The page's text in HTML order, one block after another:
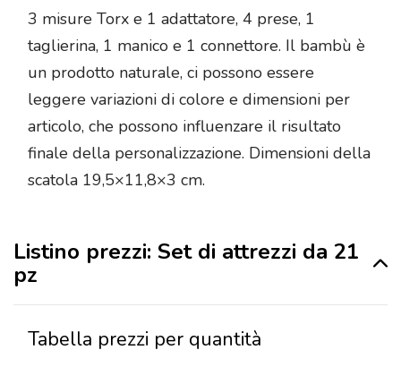
3 misure Torx e 1 adattatore, 4 prese, 1
taglierina, 1 manico e 1 connettore. Il bambù è
un prodotto naturale, ci possono essere
leggere variazioni di colore e dimensioni per
articolo, che possono influenzare il risultato
finale della personalizzazione. Dimensioni della
scatola 19,5×11,8×3 cm.
Listino prezzi: Set di attrezzi da 21
pz
Tabella prezzi per quantità